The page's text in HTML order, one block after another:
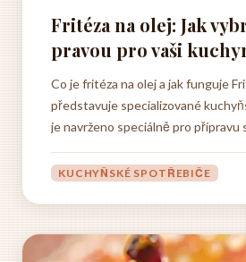
Fritéza na olej: Jak
pravou pro vaši
Co je fritéza na olej a jak funguje
představuje specializované
je navrženo speciálně pro přípravu
oleje. Tento praktický spotřebič se
KUCHYŇSKÉ SPOTŘEBIČE